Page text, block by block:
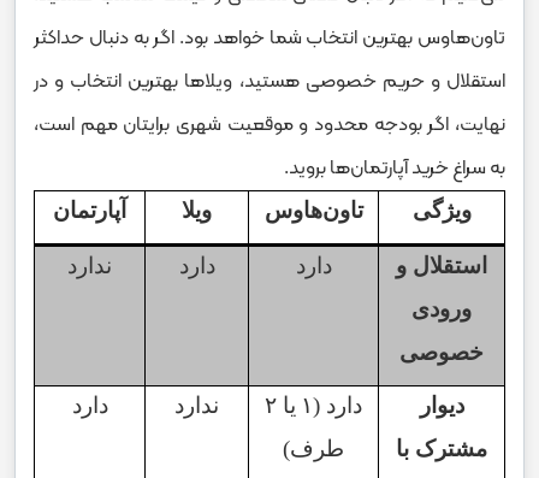
تاون‌هاوس بهترین انتخاب شما خواهد بود. اگر به دنبال حداکثر
استقلال و حریم خصوصی هستید، ویلاها بهترین انتخاب و در
نهایت، اگر بودجه محدود و موقعیت شهری برایتان مهم است،
به سراغ خرید آپارتمان‌ها بروید.
ویژگی تاون‌هاوس ویلا آپارتمان
استقلال و
ورودی
خصوصی
دارد دارد ندارد
دیوار
مشترک با
دارد (۱ یا ۲
طرف)
ندارد دارد